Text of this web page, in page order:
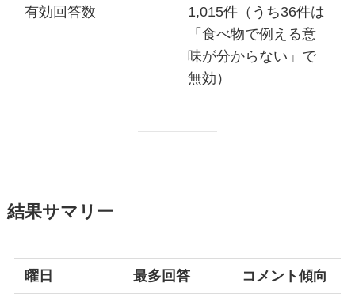
有効回答数
1,015件（うち36件は
「食べ物で例える意
味が分からない」で
無効）
結果サマリー
曜日 最多回答 コメント傾向